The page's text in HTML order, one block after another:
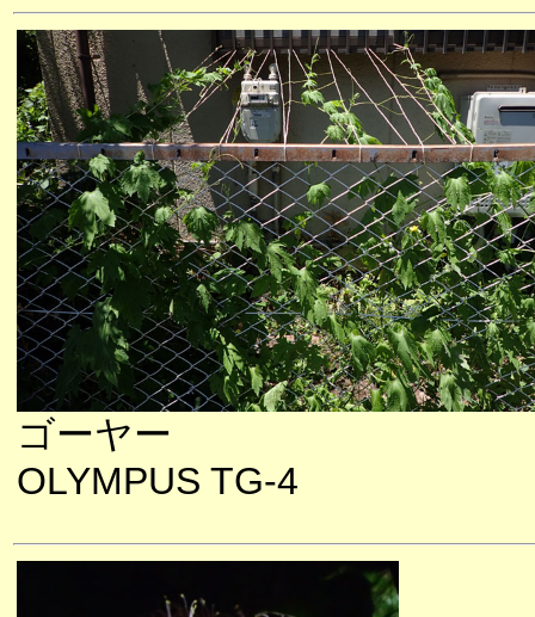
ゴーヤー
OLYMPUS TG-4